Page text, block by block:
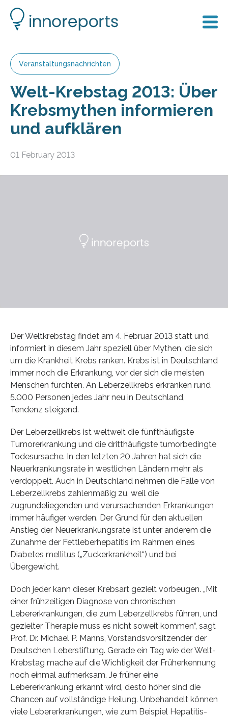
Veranstaltungsnachrichten
Welt-Krebstag 2013: Über
Krebsmythen informieren
und aufklären
01 February 2013
Der Weltkrebstag findet am 4. Februar 2013 statt und
informiert in diesem Jahr speziell über Mythen, die sich
um die Krankheit Krebs ranken. Krebs ist in Deutschland
immer noch die Erkrankung, vor der sich die meisten
Menschen fürchten. An Leberzellkrebs erkranken rund
5.000 Personen jedes Jahr neu in Deutschland,
Tendenz steigend.
Der Leberzellkrebs ist weltweit die fünfthäufigste
Tumorerkrankung und die dritthäufigste tumorbedingte
Todesursache. In den letzten 20 Jahren hat sich die
Neuerkrankungsrate in westlichen Ländern mehr als
verdoppelt. Auch in Deutschland nehmen die Fälle von
Leberzellkrebs zahlenmäßig zu, weil die
zugrundeliegenden und verursachenden Erkrankungen
immer häufiger werden. Der Grund für den aktuellen
Anstieg der Neuerkrankungsrate ist unter anderem die
Zunahme der Fettleberhepatitis im Rahmen eines
Diabetes mellitus („Zuckerkrankheit“) und bei
Übergewicht.
Doch jeder kann dieser Krebsart gezielt vorbeugen. „Mit
einer frühzeitigen Diagnose von chronischen
Lebererkrankungen, die zum Leberzellkrebs führen, und
gezielter Therapie muss es nicht soweit kommen“, sagt
Prof. Dr. Michael P. Manns, Vorstandsvorsitzender der
Deutschen Leberstiftung. Gerade ein Tag wie der Welt-
Krebstag mache auf die Wichtigkeit der Früherkennung
noch einmal aufmerksam. Je früher eine
Lebererkrankung erkannt wird, desto höher sind die
Chancen auf vollständige Heilung. Unbehandelt können
viele Lebererkrankungen, wie zum Beispiel Hepatitis-